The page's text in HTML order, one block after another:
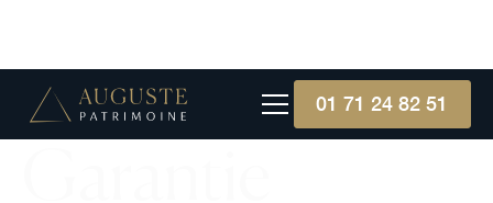
01 71 24 82 51